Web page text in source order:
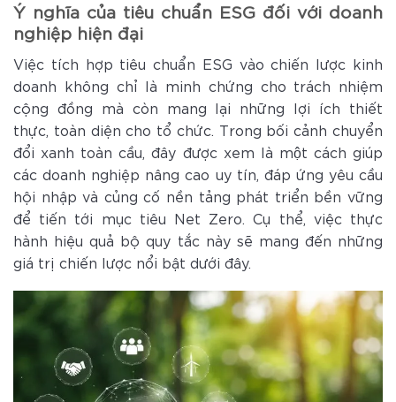
Ý nghĩa của tiêu chuẩn ESG đối với doanh
nghiệp hiện đại
Việc tích hợp tiêu chuẩn ESG vào chiến lược kinh
doanh không chỉ là minh chứng cho trách nhiệm
cộng đồng mà còn mang lại những lợi ích thiết
thực, toàn diện cho tổ chức. Trong bối cảnh chuyển
đổi xanh toàn cầu, đây được xem là một cách giúp
các doanh nghiệp nâng cao uy tín, đáp ứng yêu cầu
hội nhập và củng cố nền tảng phát triển bền vững
để tiến tới mục tiêu Net Zero. Cụ thể, việc thực
hành hiệu quả bộ quy tắc này sẽ mang đến những
giá trị chiến lược nổi bật dưới đây.